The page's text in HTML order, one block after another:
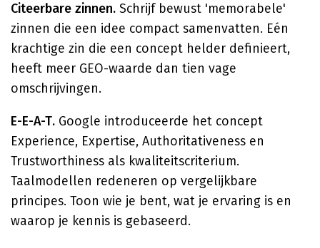
Citeerbare zinnen. Schrijf bewust 'memorabele'
zinnen die een idee compact samenvatten. Eén
krachtige zin die een concept helder definieert,
heeft meer GEO-waarde dan tien vage
omschrijvingen.
E-E-A-T. Google introduceerde het concept
Experience, Expertise, Authoritativeness en
Trustworthiness als kwaliteitscriterium.
Taalmodellen redeneren op vergelijkbare
principes. Toon wie je bent, wat je ervaring is en
waarop je kennis is gebaseerd.